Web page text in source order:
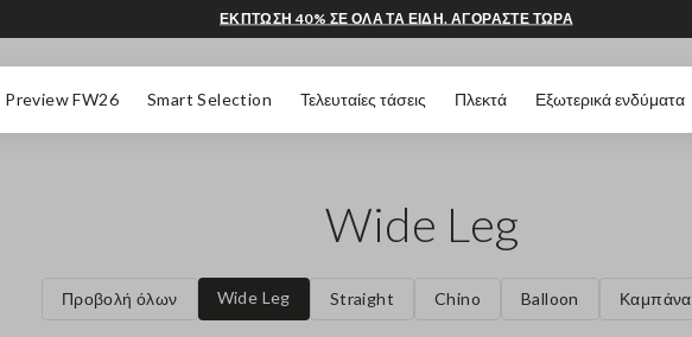
Preview FW26 Smart Selection Τελευταίες τάσεις Πλεκτά Εξωτερικά ενδύματα
ΕΚΠΤΩΣΗ 40% ΣΕ ΟΛΑ ΤΑ ΕΙΔΗ. ΑΓΟΡΑΣΤΕ ΤΩΡΑ
Wide Leg
Προβολή όλων Wide Leg Straight Chino Balloon Καμπάνα